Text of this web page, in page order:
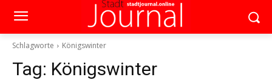
Schlagworte Königswinter
Tag: Königswinter